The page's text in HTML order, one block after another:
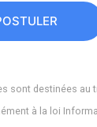
sont destinées au
à la loi